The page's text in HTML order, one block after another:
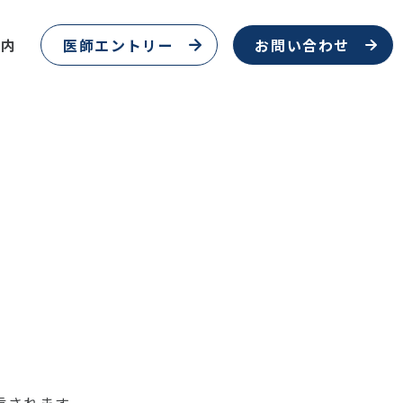
医師エントリー お問い合わせ